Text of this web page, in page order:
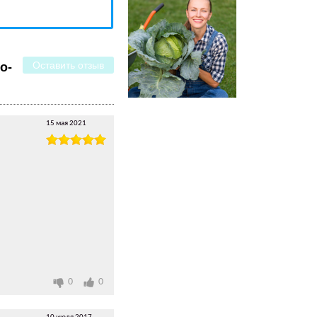
Оставить отзыв
15 мая 2021
0 0